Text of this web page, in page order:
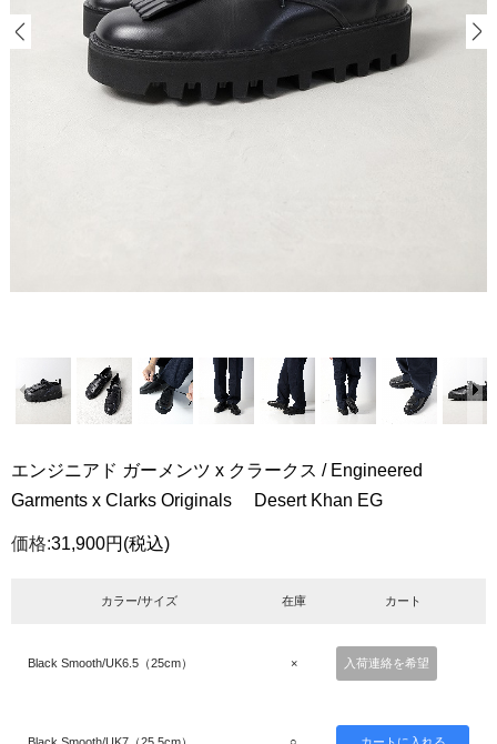
エンジニアド ガーメンツ x クラークス / Engineered
Garments x Clarks Originals Desert Khan EG
価格:31,900円 (税込)
カラー/サイズ 在庫 カート
Black Smooth/UK6.5（25cm） × 入荷連絡を希望